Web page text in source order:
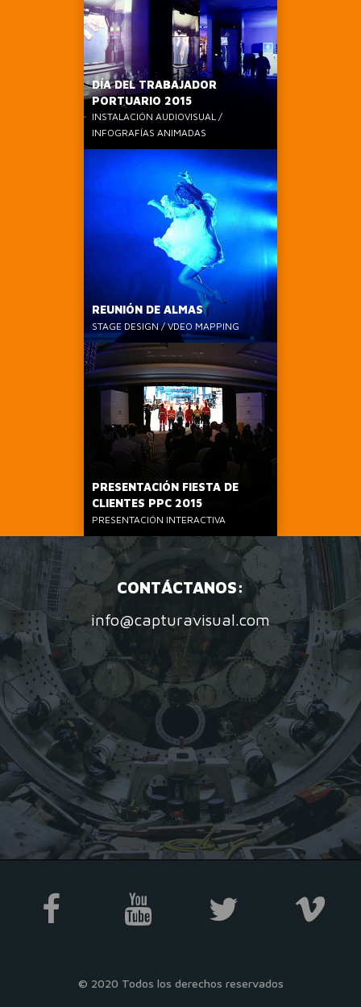
DÍA DEL TRABAJADOR
PORTUARIO 2015
INSTALACIÓN AUDIOVISUAL /
INFOGRAFÍAS ANIMADAS
REUNIÓN DE ALMAS
STAGE DESIGN / VDEO MAPPING
PRESENTACIÓN FIESTA DE
CLIENTES PPC 2015
PRESENTACIÓN INTERACTIVA
CONTÁCTANOS:
info@capturavisual.com
   
© 2020 Todos los derechos reservados